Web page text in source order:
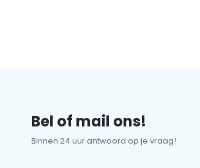
Bel of mail ons!
Binnen 24 uur antwoord op je vraag!